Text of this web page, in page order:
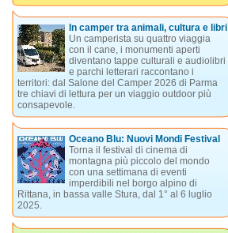
In camper tra animali, cultura e libri
Un camperista su quattro viaggia
con il cane, i monumenti aperti
diventano tappe culturali e audiolibri
e parchi letterari raccontano i
territori: dal Salone del Camper 2026 di Parma
tre chiavi di lettura per un viaggio outdoor più
consapevole.
Oceano Blu: Nuovi Mondi Festival
Torna il festival di cinema di
montagna più piccolo del mondo
con una settimana di eventi
imperdibili nel borgo alpino di
Rittana, in bassa valle Stura, dal 1° al 6 luglio
2025.